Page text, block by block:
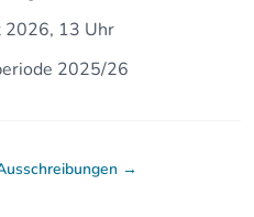
2026, 13 Uhr
2025/26
→